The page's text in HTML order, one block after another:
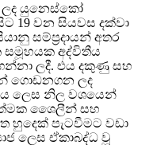
ලද යුනෙස්කෝ
19 වන සියවස දක්වා
සම්ප්‍රදායන් අතර
සමූහයක අද්විතීය
ලදී. එය දකුණු සහ
ගොඩනගන ලද
ලෙස නිල වශයෙන්
ශෛලීන් සහ
හුදෙක් පැටවීමට වඩා
ලෙස ඒකාබද්ධ වූ